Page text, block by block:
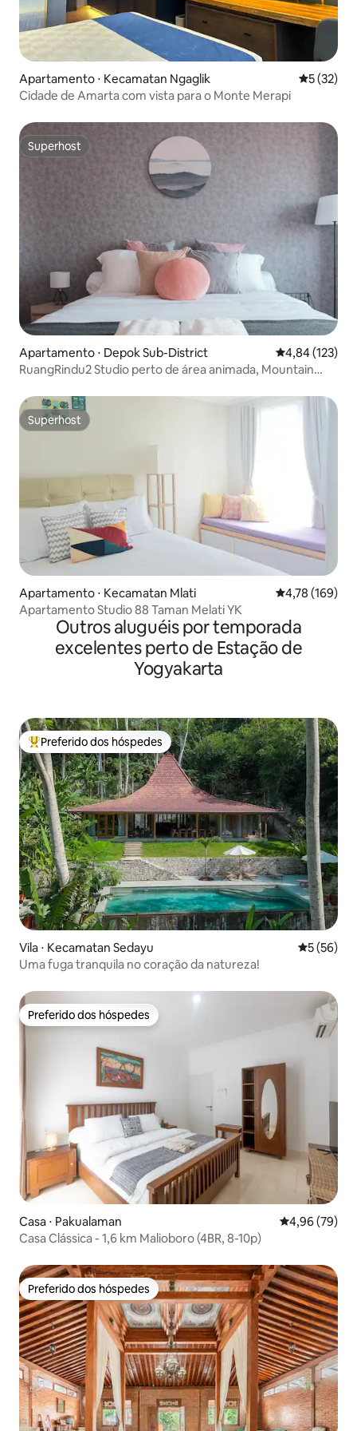
Apartamento ⋅ Kecamatan Ngaglik 5 de uma
5 (32)
Cidade de Amarta com vista para o Monte Merapi
Superhost
Superhost
Apartamento ⋅ Depok Sub-District 4,84 de uma
4,84 (123)
RuangRindu2 Studio perto de área animada, Mountain
Superhost
Superhost
Apartamento ⋅ Kecamatan Mlati 4,78 de uma
4,78 (169)
Apartamento Studio 88 Taman Melati YK
Outros aluguéis por temporada
excelentes perto de Estação de
Yogyakarta
Entre os melhores preferidos dos hóspedes
Preferido dos hóspedes
Vila ⋅ Kecamatan Sedayu 5 de uma
5 (56)
Uma fuga tranquila no coração da natureza!
Preferido dos hóspedes
Preferido dos hóspedes
Casa ⋅ Pakualaman 4,96 de uma
4,96 (79)
Casa Clássica - 1,6 km Malioboro (4BR, 8-10p)
Preferido dos hóspedes
Preferido dos hóspedes